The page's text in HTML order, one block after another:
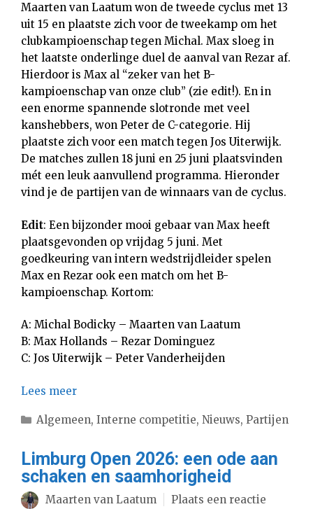
Maarten van Laatum won de tweede cyclus met 13
uit 15 en plaatste zich voor de tweekamp om het
clubkampioenschap tegen Michal. Max sloeg in
het laatste onderlinge duel de aanval van Rezar af.
Hierdoor is Max al “zeker van het B-
kampioenschap van onze club” (zie edit!). En in
een enorme spannende slotronde met veel
kanshebbers, won Peter de C-categorie. Hij
plaatste zich voor een match tegen Jos Uiterwijk.
De matches zullen 18 juni en 25 juni plaatsvinden
mét een leuk aanvullend programma. Hieronder
vind je de partijen van de winnaars van de cyclus.
Edit: Een bijzonder mooi gebaar van Max heeft
plaatsgevonden op vrijdag 5 juni. Met
goedkeuring van intern wedstrijdleider spelen
Max en Rezar ook een match om het B-
kampioenschap. Kortom:
A: Michal Bodicky – Maarten van Laatum
B: Max Hollands – Rezar Dominguez
C: Jos Uiterwijk – Peter Vanderheijden
Lees meer
Categorieën
Algemeen, Interne competitie, Nieuws, Partijen
Limburg Open 2026: een ode aan
schaken en saamhorigheid
Maarten van Laatum
Plaats een reactie